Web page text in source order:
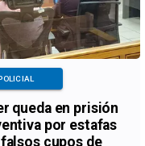
queda en prisión
por estafas
cupos de